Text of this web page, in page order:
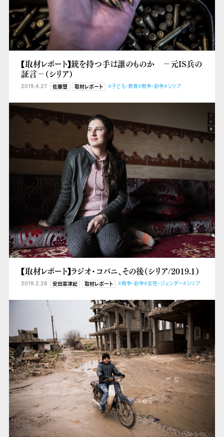
【取材レポート】銃を持つ手は誰のものか －元IS兵の
証言－（シリア）
2019.4.27 佐藤慧 取材レポート #子ども・教育#戦争・紛争#シリア
【取材レポート】ラジオ・コバニ、その後（シリア/2019.１）
2019.2.28 安田菜津紀 取材レポート #戦争・紛争#女性・ジェンダー#シリア